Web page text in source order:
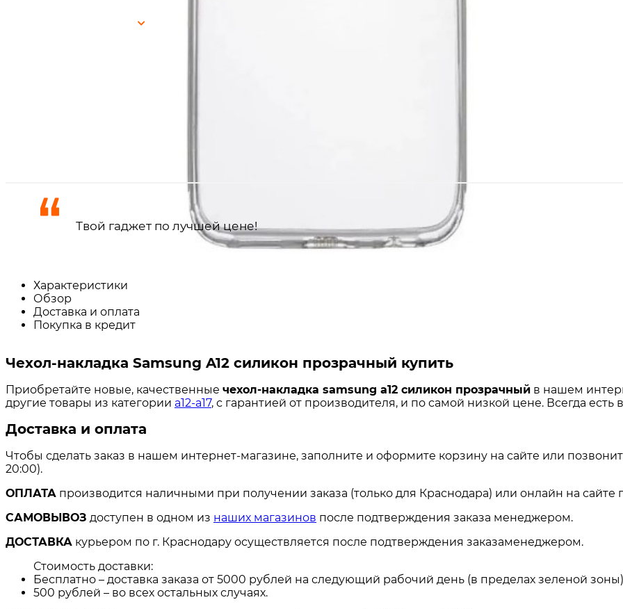
г. Краснодар, ТК Медиаплаза:
Твой гаджет по лучшей цене!
Характеристики
Обзор
Доставка и оплата
Покупка в кредит
Чехол-накладка Samsung A12 силикон прозрачный купить
Приобретайте новые, качественные чехол-накладка samsung a12 силикон прозрачный в нашем
другие товары из категории a12-a17, с гарантией от производителя, и по самой низкой цене. Всегда
Доставка и оплата
Чтобы сделать заказ в нашем интернет-магазине, заполните и оформите корзину на сайте или
20:00).
ОПЛАТА производится наличными при получении заказа (только для Краснодара) или онлайн на
САМОВЫВОЗ доступен в одном из наших магазинов после подтверждения заказа менеджером.
ДОСТАВКА курьером по г. Краснодару осуществляется после подтверждения заказаменеджером.
Стоимость доставки:
Бесплатно – доставка заказа от 5000 рублей на следующий рабочий день (в пределах зеленой
500 рублей – во всех остальных случаях.